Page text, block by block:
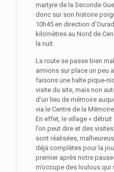
martyre de la Seconde
donc sur son histoire
10h45 en direction
kilomètres au Nord de
la nuit.
La route se passe bien
arrivons sur place un peu
faisons une halte pique-
visite du site, mais non
d’un lieu de mémoire
via le Centre de la
En effet, le village «
l’on peut dire et des
sont réalisées,
déjà complètes pour la
premier après notre
m’occupe des loulous qui